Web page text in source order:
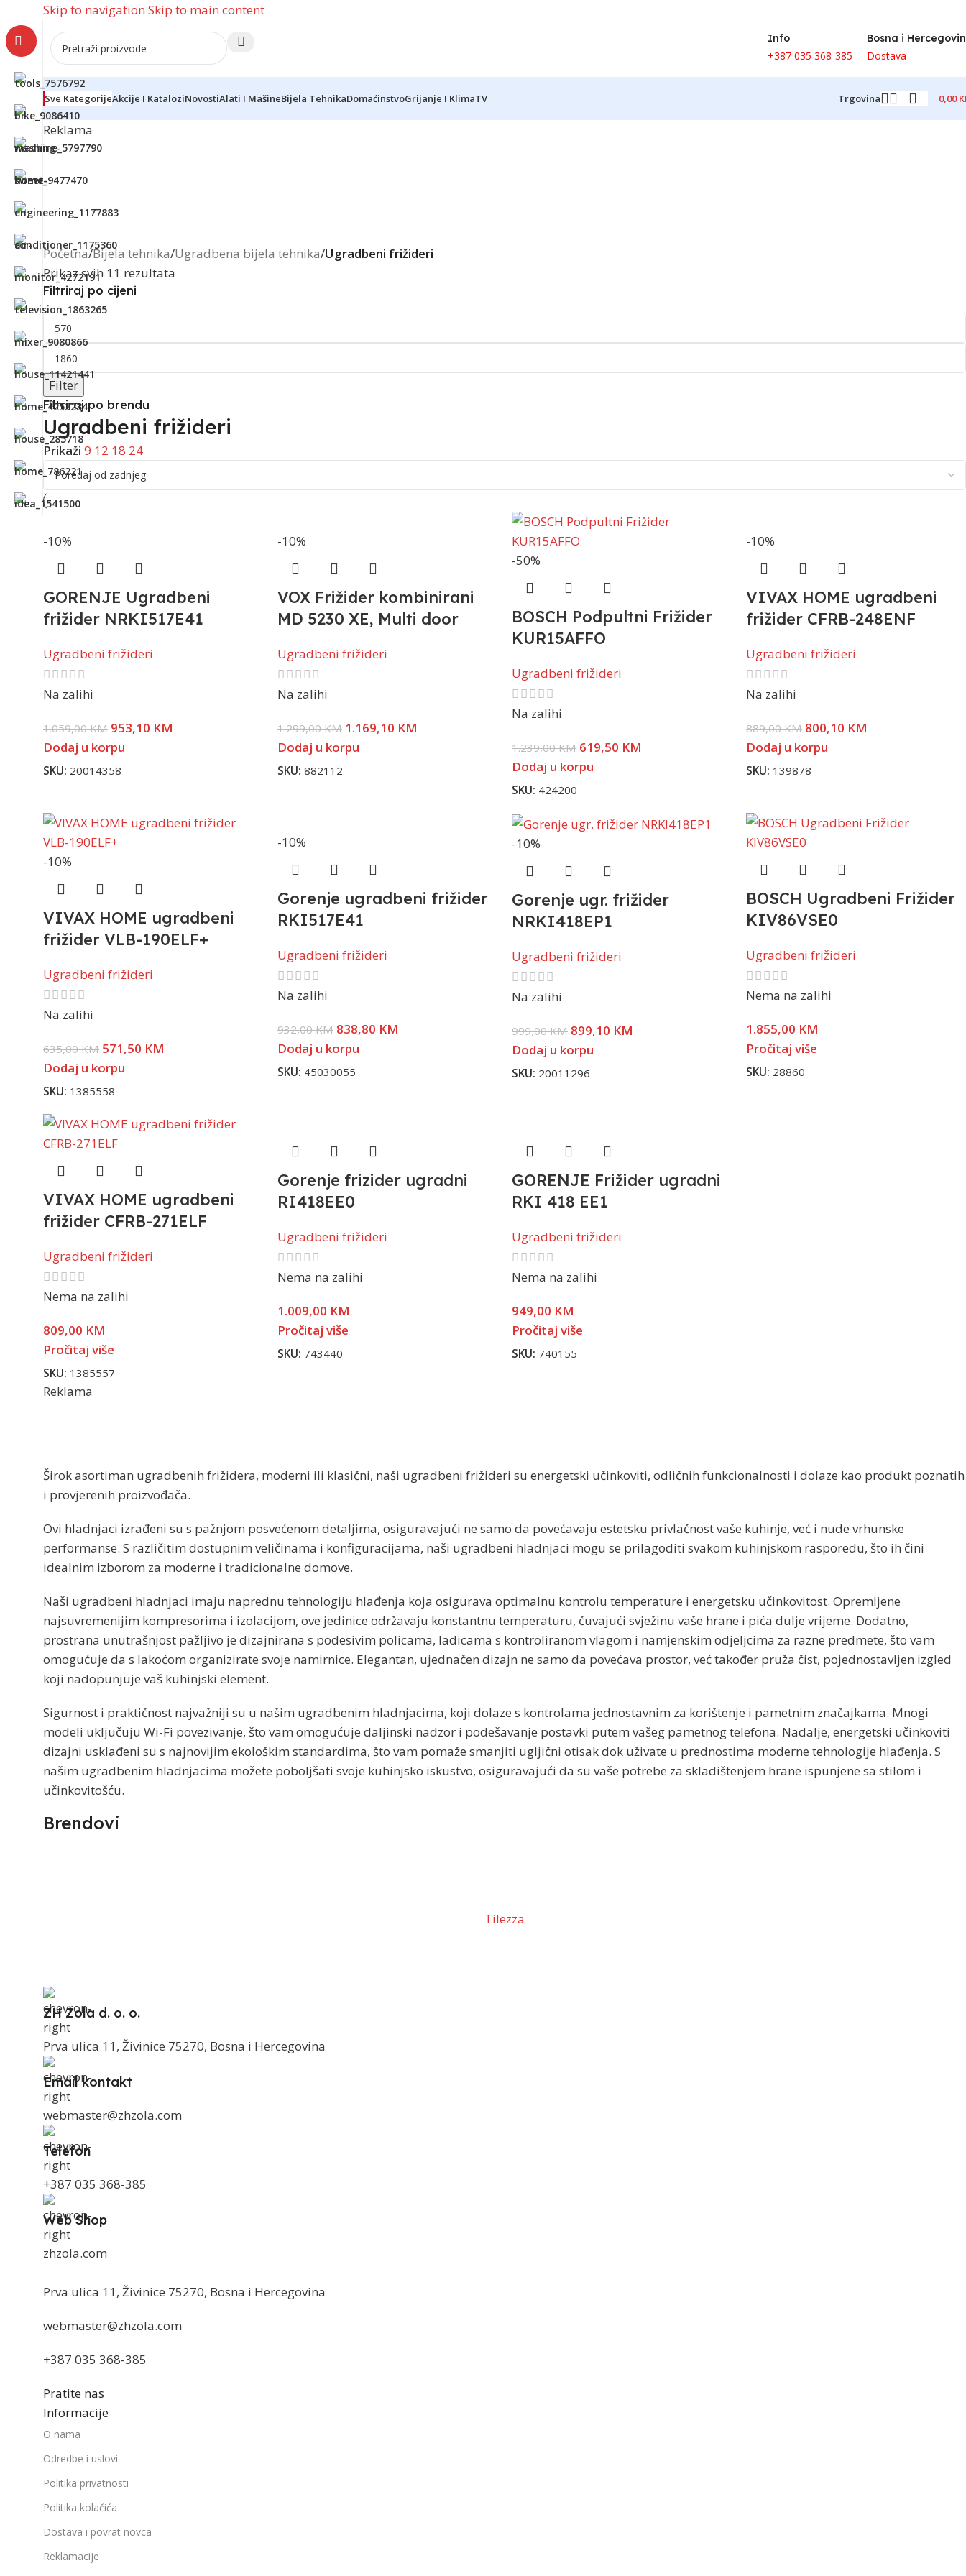
Skip to navigation Skip to main content
Info
+387 035 368-385
Bosna i
Dostava
Sve KategorijeAkcije I KataloziNovostiAlati I MašineBijela TehnikaDomaćinstvoGrijanje I KlimaTV Trgovina 0,00
Reklama
Početna/Bijela tehnika/Ugradbena bijela tehnika/Ugradbeni frižideri
Prikaz svih 11 rezultata
Filtriraj po cijeni
Filter
Filtriraj po brendu
Ugradbeni frižideri
Prikaži 9 12 18 24
-10%
GORENJE Ugradbeni
frižider NRKI517E41
Ugradbeni frižideri
Na zalihi
1.059,00KM 953,10 KM
Dodaj u korpu
SKU: 20014358
-10%
VOX Frižider kombinirani
MD 5230 XE, Multi door
Ugradbeni frižideri
Na zalihi
1.299,00KM 1.169,10 KM
Dodaj u korpu
SKU: 882112
-50%
BOSCH Podpultni Frižider
KUR15AFFO
Ugradbeni frižideri
Na zalihi
1.239,00KM 619,50 KM
Dodaj u korpu
SKU: 424200
-10%
VIVAX HOME ugradbeni
frižider CFRB-248ENF
Ugradbeni frižideri
Na zalihi
889,00KM 800,10 KM
Dodaj u korpu
SKU: 139878
-10%
VIVAX HOME ugradbeni
frižider VLB-190ELF+
Ugradbeni frižideri
Na zalihi
635,00KM 571,50 KM
Dodaj u korpu
SKU: 1385558
-10%
Gorenje ugradbeni frižider
RKI517E41
Ugradbeni frižideri
Na zalihi
932,00KM 838,80 KM
Dodaj u korpu
SKU: 45030055
-10%
Gorenje ugr. frižider
NRKI418EP1
Ugradbeni frižideri
Na zalihi
999,00KM 899,10 KM
Dodaj u korpu
SKU: 20011296
BOSCH Ugradbeni Frižider
KIV86VSE0
Ugradbeni frižideri
Nema na zalihi
1.855,00 KM
Pročitaj više
SKU: 28860
VIVAX HOME ugradbeni
frižider CFRB-271ELF
Ugradbeni frižideri
Nema na zalihi
809,00 KM
Pročitaj više
SKU: 1385557
Gorenje frizider ugradni
RI418EE0
Ugradbeni frižideri
Nema na zalihi
1.009,00 KM
Pročitaj više
SKU: 743440
GORENJE Frižider ugradni
RKI 418 EE1
Ugradbeni frižideri
Nema na zalihi
949,00 KM
Pročitaj više
SKU: 740155
Reklama
Širok asortiman ugradbenih frižidera, moderni ili klasični, naši ugradbeni frižideri su energetski učinkoviti, odličnih funkcionalnosti i dolaze kao produkt poznatih
i provjerenih proizvođača.
Ovi hladnjaci izrađeni su s pažnjom posvećenom detaljima, osiguravajući ne samo da povećavaju estetsku privlačnost vaše kuhinje, već i nude vrhunske
performanse. S različitim dostupnim veličinama i konfiguracijama, naši ugradbeni hladnjaci mogu se prilagoditi svakom kuhinjskom rasporedu, što ih čini
idealnim izborom za moderne i tradicionalne domove.
Naši ugradbeni hladnjaci imaju naprednu tehnologiju hlađenja koja osigurava optimalnu kontrolu temperature i energetsku učinkovitost. Opremljene
najsuvremenijim kompresorima i izolacijom, ove jedinice održavaju konstantnu temperaturu, čuvajući svježinu vaše hrane i pića dulje vrijeme. Dodatno,
prostrana unutrašnjost pažljivo je dizajnirana s podesivim policama, ladicama s kontroliranom vlagom i namjenskim odjeljcima za razne predmete, što vam
omogućuje da s lakoćom organizirate svoje namirnice. Elegantan, ujednačen dizajn ne samo da povećava prostor, već također pruža čist, pojednostavljen izgled
koji nadopunjuje vaš kuhinjski element.
Sigurnost i praktičnost najvažniji su u našim ugradbenim hladnjacima, koji dolaze s kontrolama jednostavnim za korištenje i pametnim značajkama. Mnogi
modeli uključuju Wi-Fi povezivanje, što vam omogućuje daljinski nadzor i podešavanje postavki putem vašeg pametnog telefona. Nadalje, energetski učinkoviti
dizajni usklađeni su s najnovijim ekološkim standardima, što vam pomaže smanjiti ugljični otisak dok uživate u prednostima moderne tehnologije hlađenja. S
našim ugradbenim hladnjacima možete poboljšati svoje kuhinjsko iskustvo, osiguravajući da su vaše potrebe za skladištenjem hrane ispunjene sa stilom i
učinkovitošću.
Brendovi
Tilezza
ZH Zola d. o. o.
Prva ulica 11, Živinice 75270, Bosna i Hercegovina
Email kontakt
webmaster@zhzola.com
Telefon
+387 035 368-385
Web Shop
zhzola.com
Prva ulica 11, Živinice 75270, Bosna i Hercegovina
webmaster@zhzola.com
+387 035 368-385
Pratite nas
Informacije
O nama
Odredbe i uslovi
Politika privatnosti
Politika kolačića
Dostava i povrat novca
Reklamacije